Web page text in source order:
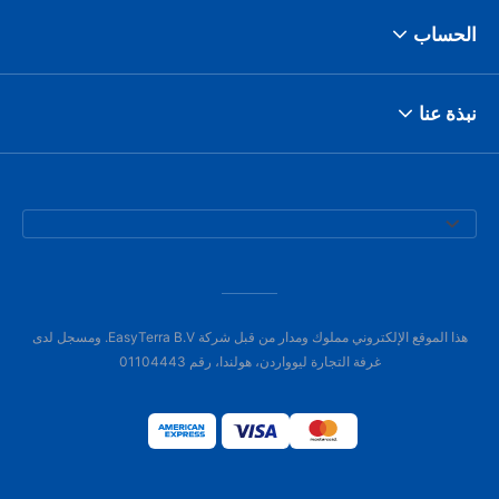
الحساب
نبذة عنا
هذا الموقع الإلكتروني مملوك ومدار من قبل شركة EasyTerra B.V. ومسجل لدى
غرفة التجارة ليوواردن، هولندا، رقم 01104443